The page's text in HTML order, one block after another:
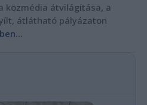
közmédia átvilágítása, a
átlátható pályázaton